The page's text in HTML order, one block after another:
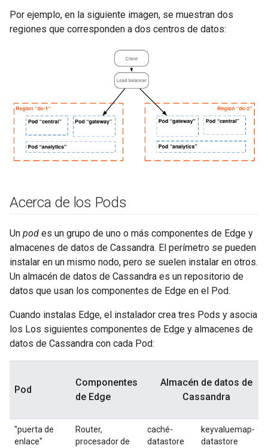
Por ejemplo, en la siguiente imagen, se muestran dos
regiones que corresponden a dos centros de datos:
Acerca de los Pods
Un pod es un grupo de uno o más componentes de Edge y
almacenes de datos de Cassandra. El perímetro se pueden
instalar en un mismo nodo, pero se suelen instalar en otros.
Un almacén de datos de Cassandra es un repositorio de
datos que usan los componentes de Edge en el Pod.
Cuando instalas Edge, el instalador crea tres Pods y asocia
los Los siguientes componentes de Edge y almacenes de
datos de Cassandra con cada Pod:
Pod
Componentes
de Edge
Almacén de datos de
Cassandra
"puerta de
enlace"
Router,
procesador de
caché-
datastore
keyvaluemap-
datastore